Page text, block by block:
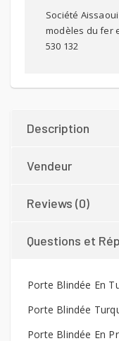
Société
modèles du fer
530 132
Description
Vendeur
Reviews (0)
Questions et
Porte Blindée En
Porte Blindée
Porte Blindée En